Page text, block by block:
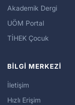
Akademik Dergi
UÖM Portal
TİHEK Çocuk
BİLGİ MERKEZİ
İletişim
Hızlı Erişim